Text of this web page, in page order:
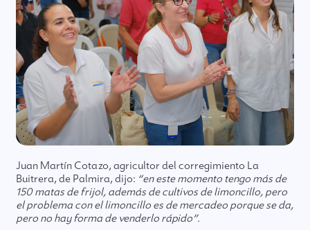
Juan Martín Cotazo, agricultor del corregimiento La
Buitrera, de Palmira, dijo: “en este momento tengo más de
150 matas de frijol, además de cultivos de limoncillo, pero
el problema con el limoncillo es de mercadeo porque se da,
pero no hay forma de venderlo rápido”.